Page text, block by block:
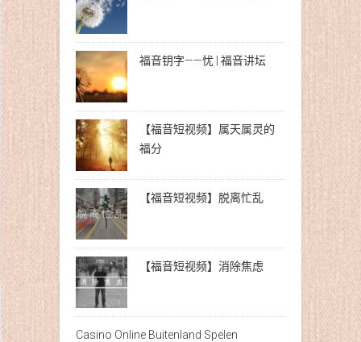
福音钥字——忧 | 福音讲坛
【福音短视频】属天属灵的
福分
【福音短视频】脱离忙乱
【福音短视频】消除焦虑
Casino Online Buitenland Spelen